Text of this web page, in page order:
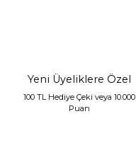
Yeni Üyeliklere Özel
100 TL Hediye Çeki veya 10.000
Puan